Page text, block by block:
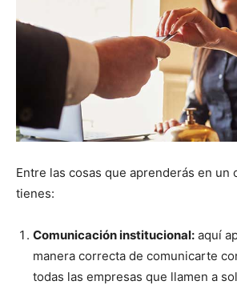
Entre las cosas que aprenderás en un
tienes:
Comunicación institucional: aquí
manera correcta de comunicarte
todas las empresas que llamen a